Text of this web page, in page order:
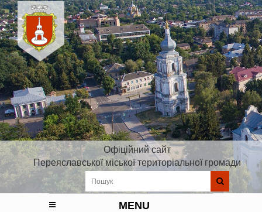
Офіційний сайт
Переяславської міської територіальної громади
MENU